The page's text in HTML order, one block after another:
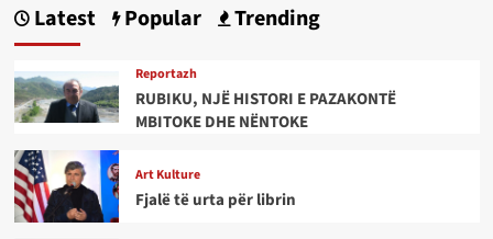
Latest Popular Trending
Reportazh
RUBIKU, NJË HISTORI E PAZAKONTË
MBITOKE DHE NËNTOKE
Art Kulture
Fjalë të urta për librin